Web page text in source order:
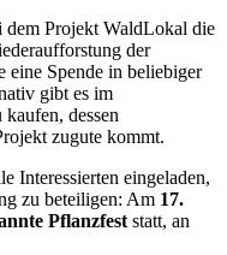
dem Projekt WaldLokal die
der
eine Spende in beliebiger
gibt es im
dessen
zugute kommt.
Interessierten eingeladen,
zu beteiligen: Am 17.
Pflanzfest statt, an